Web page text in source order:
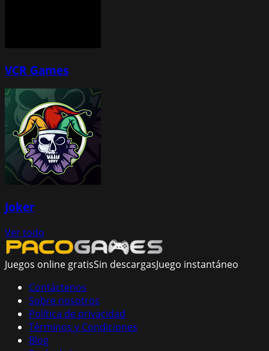
VCR Games
Joker
Ver todo
Juegos online gratisSin descargasJuego instantáneo
Contáctenos
Sobre nosotros
Política de privacidad
Términos y Condiciones
Blog